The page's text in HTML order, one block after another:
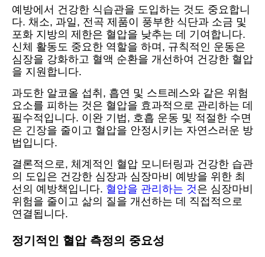
예방에서 건강한 식습관을 도입하는 것도 중요합니
다. 채소, 과일, 전곡 제품이 풍부한 식단과 소금 및
포화 지방의 제한은 혈압을 낮추는 데 기여합니다.
신체 활동도 중요한 역할을 하며, 규칙적인 운동은
심장을 강화하고 혈액 순환을 개선하여 건강한 혈압
을 지원합니다.
과도한 알코올 섭취, 흡연 및 스트레스와 같은 위험
요소를 피하는 것은 혈압을 효과적으로 관리하는 데
필수적입니다. 이완 기법, 호흡 운동 및 적절한 수면
은 긴장을 줄이고 혈압을 안정시키는 자연스러운 방
법입니다.
결론적으로, 체계적인 혈압 모니터링과 건강한 습관
의 도입은 건강한 심장과 심장마비 예방을 위한 최
선의 예방책입니다. 혈압을 관리하는 것은 심장마비
위험을 줄이고 삶의 질을 개선하는 데 직접적으로
연결됩니다.
정기적인 혈압 측정의 중요성